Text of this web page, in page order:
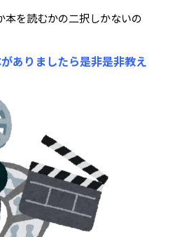
本を読むかの二択しかないの
ありましたら是非是非教え